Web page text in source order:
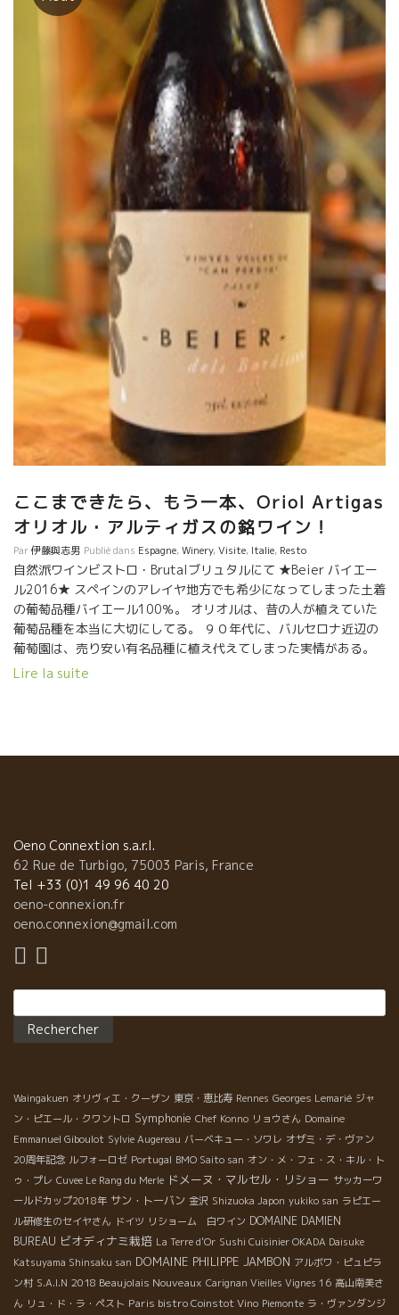
ここまできたら、もう一本、Oriol Artigas
オリオル・アルティガスの銘ワイン！
Par伊藤與志男 Publié dans Espagne,Winery,Visite, Italie, Resto
自然派ワインビストロ・Brutalブリュタルにて ★Beier バイエー
ル2016★ スペインのアレイヤ地方でも希少になってしまった土着
の葡萄品種バイエール100％。 オリオルは、昔の人が植えていた
葡萄品種を本当に大切にしてる。 ９０年代に、バルセロナ近辺の
葡萄園は、売り安い有名品種に植え代えてしまった実情がある。
この地方で昔から永年に渡って栽培されてきた品種には、それな
を思い浮かばせる風味がとても特徴的。 ミネラルと旨みは相変わ
らず抜群。 . これは、もう絶品です。 まだ、パリ、フランスでも
買えません。 そんなワインが近日中に日本に入ります。自然派ワ
インの宝庫！JAPONで是非、楽しんでください！！ ５、６本目
は、流石に違うものを飲った。 イタリア人のロマンな男、Partida
インで造っているワイン 「ＳＭ」。 ＳＭの意味は、サゾ・マゾで
ちらもスート体に入っていく美味しいワインだった。
Lire la suite
Oeno Connextion s.a.r.l.
62 Rue de Turbigo, 75003 Paris, France
Tel +33 (0)1 49 96 40 20
oeno-connexion.fr
oeno.connexion@gmail.com
Waingakuen オリヴィエ・クーザン 東京・恵比寿 Rennes Georges Lemarié ジャ
ン・ピエール・クワントロ Symphonie Chef Konno リョウさん Domaine
Emmanuel Giboulot Sylvie Augereau バーベキュー・ソワレ オザミ・デ・ヴァン
20周年記念 ルフォーロゼ Portugal BMO Saito san オン・メ・フェ・ス・キル・ト
ゥ・プレ Cuvee Le Rang du Merle ドメーヌ・マルセル・リショー サッカーワ
ールドカップ2018年 サン・トーバン 金沢 Shizuoka Japon yukiko san ラピエー
ル研修生のセイヤさん ドイツ リショーム 白ワイン DOMAINE DAMIEN
BUREAU ビオディナミ栽培 La Terre d'Or Sushi Cuisinier OKADA Daisuke
Katsuyama Shinsaku san DOMAINE PHILIPPE JAMBON アルボワ・ピュピラ
ン村 S.A.I.N 2018 Beaujolais Nouveaux Carignan Vieilles Vignes 16 高山南美さ
ん リュ・ド・ラ・ペスト Paris bistro Coinstot Vino Piemonte ラ・ヴァンダンジ